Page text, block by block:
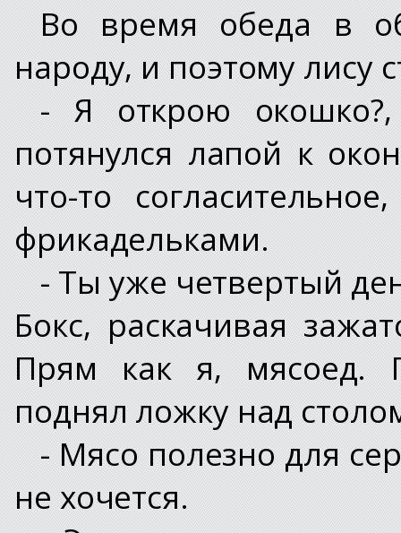
Во время обеда в
народу, и поэтому лису
- Я открою
потянулся лапой к
что-то
фрикадельками.
- Ты уже четвертый
Бокс, раскачивая
Прям как я, мясоед.
поднял ложку над
- Мясо полезно для
не хочется.